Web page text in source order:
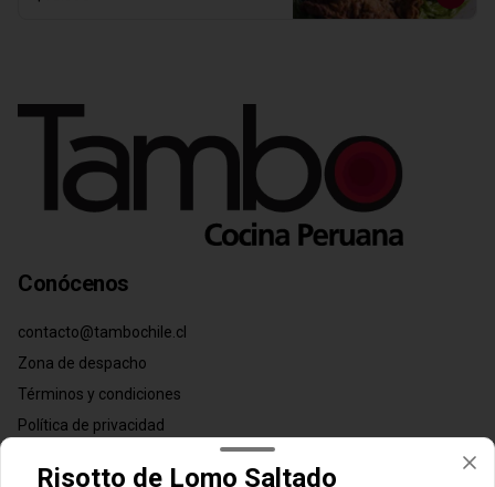
Conócenos
contacto@tambochile.cl
Zona de despacho
Términos y condiciones
Política de privacidad
Redes sociales
Risotto de Lomo Saltado